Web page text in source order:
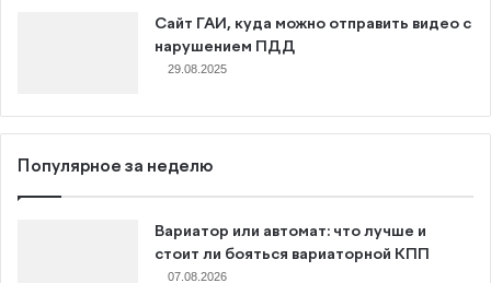
Сайт ГАИ, куда можно отправить видео с
нарушением ПДД
29.08.2025
Популярное за неделю
Вариатор или автомат: что лучше и
стоит ли бояться вариаторной КПП
07.08.2026